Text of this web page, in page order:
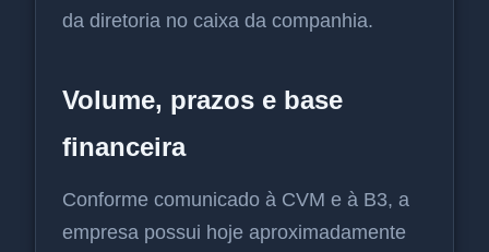
da diretoria no caixa da companhia.
Volume, prazos e base
financeira
Conforme comunicado à CVM e à B3, a
empresa possui hoje aproximadamente